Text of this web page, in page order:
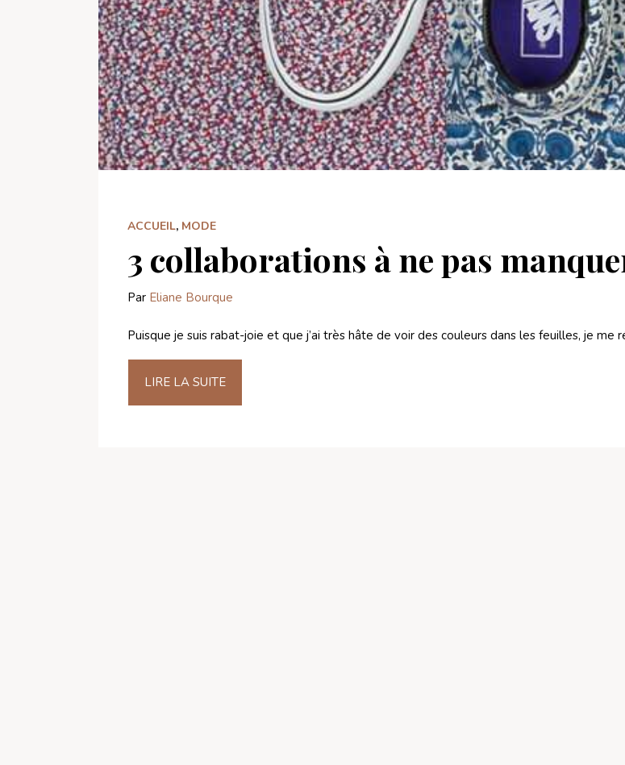
ACCUEIL, MODE
3 collaborations à ne pas
Par Eliane Bourque
Puisque je suis rabat-joie et que j’ai très hâte de voir des couleurs dans les feuilles, je me
LIRE LA SUITE